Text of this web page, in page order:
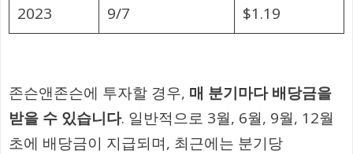
2023
9/7 $1.19
존슨앤존슨에 투자할 경우, 매 분기마다 배당금을
받을 수 있습니다. 일반적으로 3월, 6월, 9월, 12월
초에 배당금이 지급되며, 최근에는 분기당